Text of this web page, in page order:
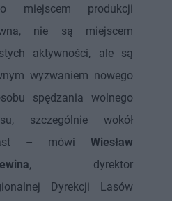
miejscem produkcji
nie są miejscem
aktywności, ale są
wyzwaniem nowego
spędzania wolnego
szczególnie wokół
– mówi Wiesław
, dyrektor
Dyrekcji Lasów